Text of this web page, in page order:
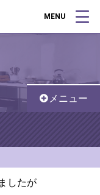
MENU
メニュー
したが